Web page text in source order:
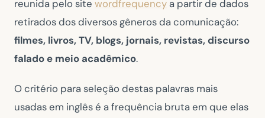
reunida pelo site wordfrequency a partir de dados
retirados dos diversos gêneros da comunicação:
filmes, livros, TV, blogs, jornais, revistas, discurso
falado e meio acadêmico.
O critério para seleção destas palavras mais
usadas em inglês é a frequência bruta em que elas